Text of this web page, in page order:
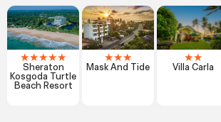
★★★★★
Sheraton
Kosgoda Turtle
Beach Resort
★★★
Mask And Tide
★★
Villa Carla